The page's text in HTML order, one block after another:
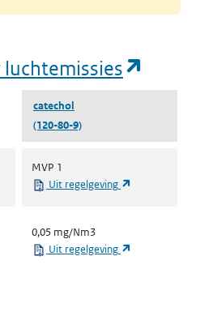
catechol
(120-80-9)
MVP 1
Uit regelgeving
0,05 mg/Nm3
Uit regelgeving